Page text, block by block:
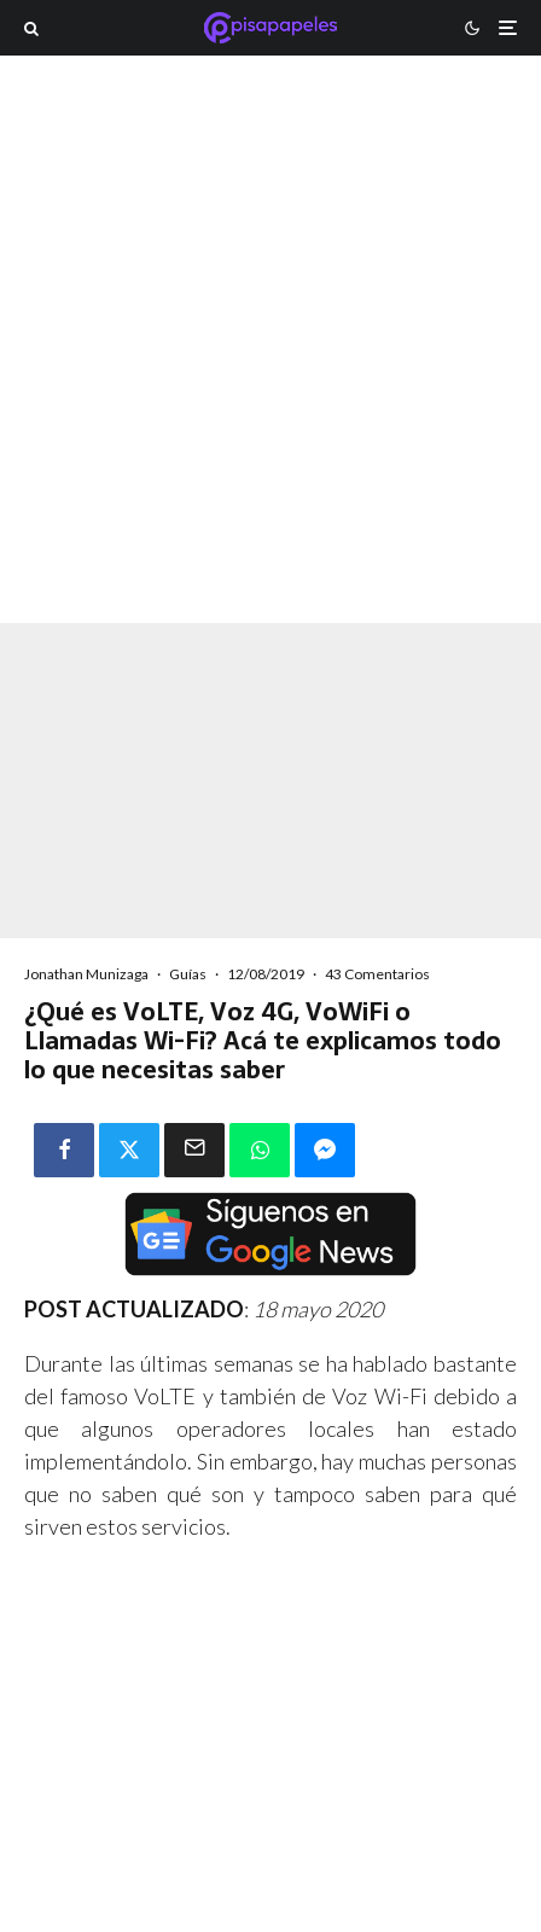
Jonathan Munizaga · Guías · 12/08/2019 · 43 Comentarios
¿Qué es VoLTE, Voz 4G, VoWiFi o
Llamadas Wi-Fi? Acá te explicamos todo
lo que necesitas saber
POST ACTUALIZADO: 18 mayo 2020
Durante las últimas semanas se ha hablado bastante
del famoso VoLTE y también de Voz Wi-Fi debido a
que algunos operadores locales han estado
implementándolo. Sin embargo, hay muchas personas
que no saben qué son y tampoco saben para qué
sirven estos servicios.